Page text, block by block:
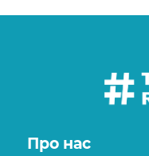
Про нас